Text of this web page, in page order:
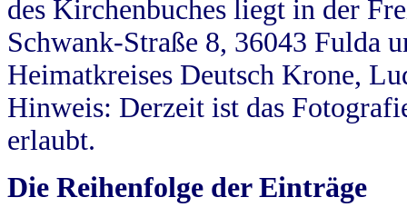
des Kirchenbuches liegt in der
Schwank-Straße 8, 36043 Fulda
Heimatkreises Deutsch Krone,
Hinweis: Derzeit ist das
erlaubt.
Die Reihenfolge der Einträge